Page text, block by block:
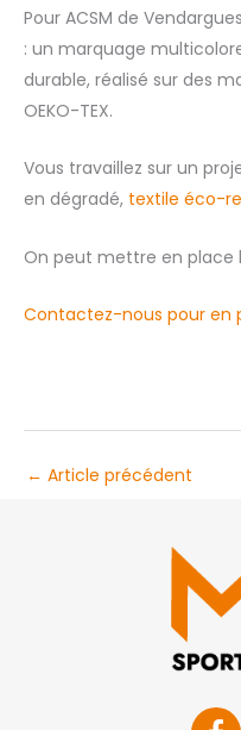
Pour ACSM de
: un marquage
durable, réalisé sur des
OEKO-TEX.
Vous travaillez sur un
en dégradé, textile éco-
On peut mettre en
Contactez-nous pour en
← Article précédent